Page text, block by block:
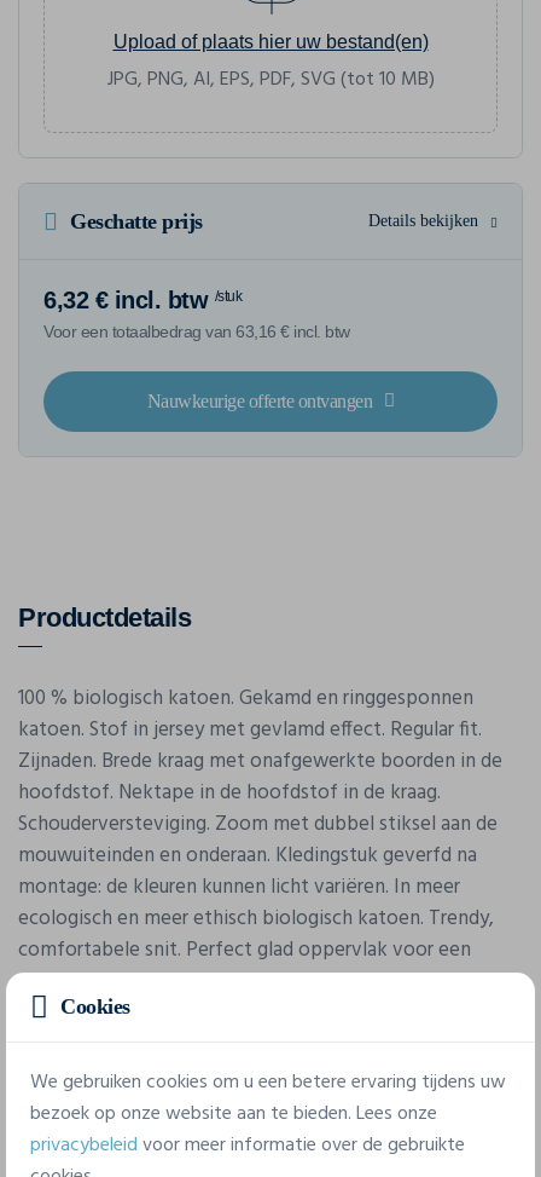
Upload of plaats hier uw bestand(en)
JPG, PNG, AI, EPS, PDF, SVG (tot 10 MB)
Geschatte prijs Details bekijken
6,32 € incl. btw /stuk
Voor een totaalbedrag van 63,16 € incl. btw
Nauwkeurige offerte ontvangen
Productdetails
100 % biologisch katoen. Gekamd en ringgesponnen
katoen. Stof in jersey met gevlamd effect. Regular fit.
Zijnaden. Brede kraag met onafgewerkte boorden in de
hoofdstof. Nektape in de hoofdstof in de kraag.
Schouderversteviging. Zoom met dubbel stiksel aan de
mouwuiteinden en onderaan. Kledingstuk geverfd na
montage: de kleuren kunnen licht variëren. In meer
ecologisch en meer ethisch biologisch katoen. Trendy,
comfortabele snit. Perfect glad oppervlak voor een
optimale personalisatie.
Cookies
We gebruiken cookies om u een betere ervaring tijdens uw
bezoek op onze website aan te bieden. Lees onze
privacybeleidvoor meer informatie over de gebruikte